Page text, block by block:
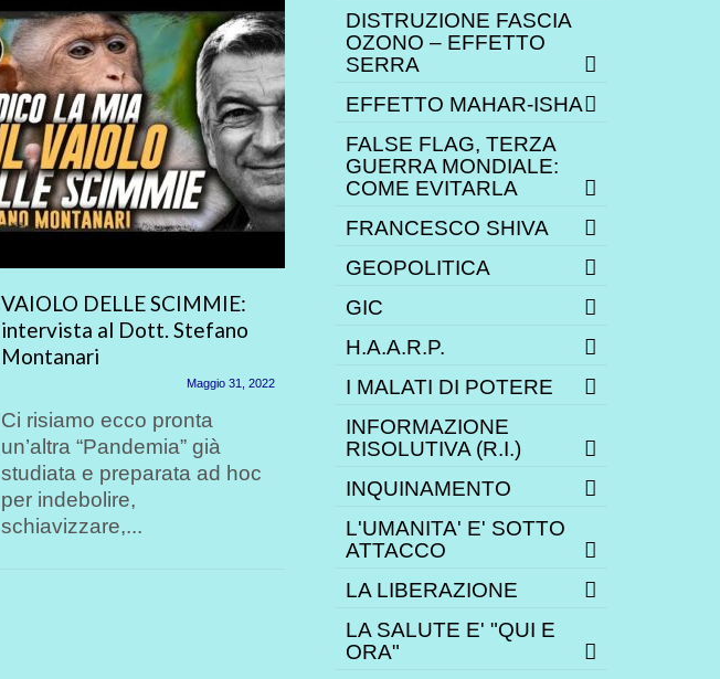
VAIOLO DELLE SCIMMIE:
intervista al Dott. Stefano
Montanari
Maggio 31, 2022
Ci risiamo ecco pronta
un’altra “Pandemia” già
studiata e preparata ad hoc
per indebolire,
schiavizzare,...
Rapporto del Comitato
dei vaccini “letale”
Maggio 2, 2021
Il Comitato Popolare
Israeliano (IPC), un
dai principali esperti sanitari
israeliani, ha...
DISTRUZIONE FASCIA
OZONO – EFFETTO
SERRA
EFFETTO MAHAR-ISHA
FALSE FLAG, TERZA
GUERRA MONDIALE:
COME EVITARLA
FRANCESCO SHIVA
GEOPOLITICA
GIC
H.A.A.R.P.
I MALATI DI POTERE
INFORMAZIONE
RISOLUTIVA (R.I.)
INQUINAMENTO
L'UMANITA' E' SOTTO
ATTACCO
LA LIBERAZIONE
LA SALUTE E' "QUI E
ORA"